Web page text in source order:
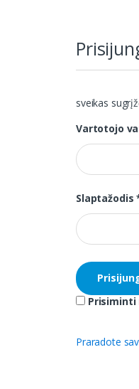
sveikas
Vartotojo
Slaptažodis
Prisiminti
Praradote